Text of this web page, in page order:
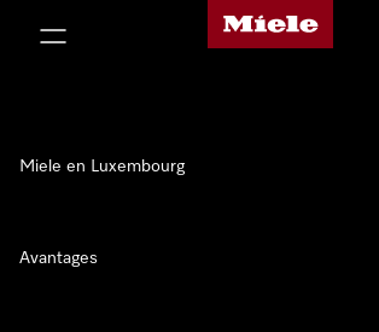
Page d'accueil de Miele
Miele en Luxembourg
Avantages